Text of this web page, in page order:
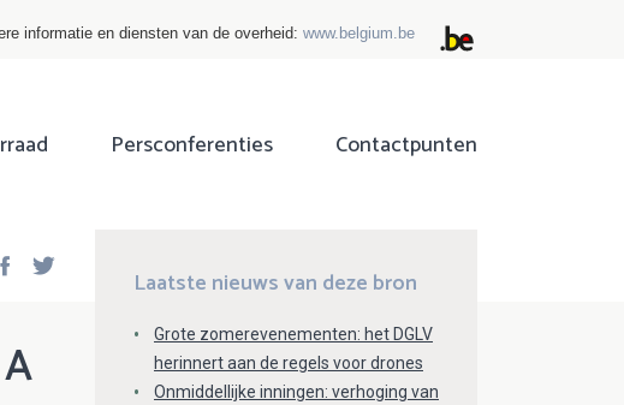
informatie en diensten van de overheid: www.belgium.be
Persconferenties Contactpunten
Facebook
Laatste nieuws van deze bron
Grote zomerevenementen: het DGLV
herinnert aan de regels voor drones
Onmiddellijke inningen: verhoging van